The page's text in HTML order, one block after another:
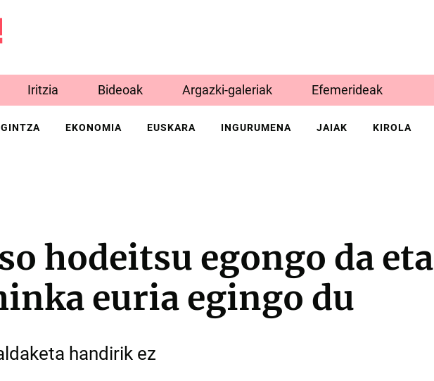
Iritzia Bideoak Argazki-galeriak Efemerideak
EKONOMIA EUSKARA INGURUMENA JAIAK KIROLA
hodeitsu egongo da eta
euria egingo du
handirik ez